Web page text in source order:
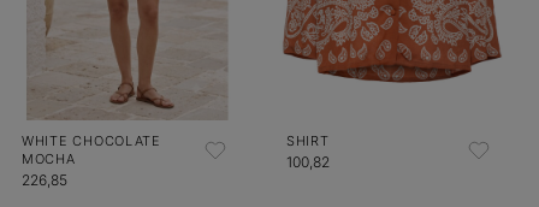
WHITE CHOCOLATE
MOCHA
226,85
SHIRT
100,82